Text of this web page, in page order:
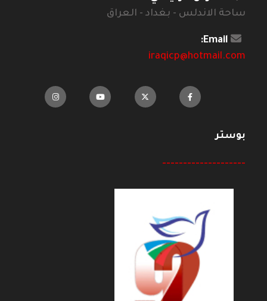
ساحة الاندلس - بغداد - العراق
Email:
iraqicp@hotmail.com
بوستر
--------------------